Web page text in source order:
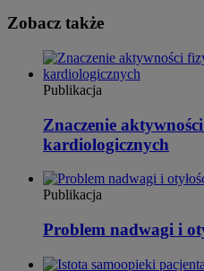
Zobacz także
Publikacja
Znaczenie
kardiologicznych
Publikacja
Problem nadwagi i